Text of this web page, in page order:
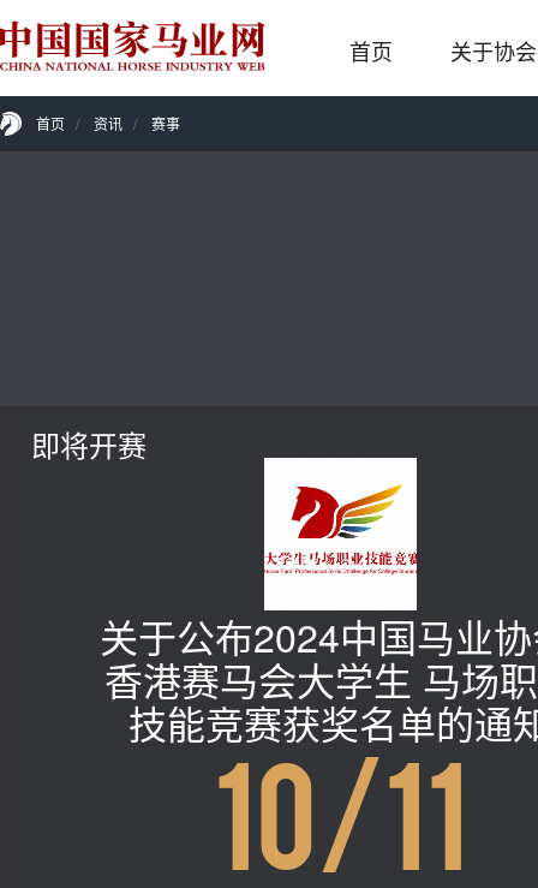
首页 关于协会
首页 / 资讯 / 赛事
即将开赛
关于公布2024中国马业协
香港赛马会大学生 马场
技能竞赛获奖名单的通
10/11